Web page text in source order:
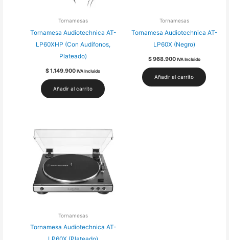
Tornamesas
Tornamesa Audiotechnica AT-
LP60XHP (Con Audífonos,
Plateado)
$1.149.900 IVA Incluido
Añadir al carrito
Tornamesas
Tornamesa Audiotechnica AT-
LP60X (Negro)
$968.900 IVA Incluido
Añadir al carrito
Tornamesas
Tornamesa Audiotechnica AT-